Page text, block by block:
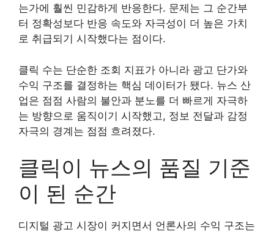
는가에 훨씬 민감하게 반응한다. 문제는 그 순간부
터 정확성보다 반응 속도와 자극성이 더 높은 가치
로 취급되기 시작했다는 점이다.
클릭 수는 단순한 조회 지표가 아니라 광고 단가와
수익 구조를 결정하는 핵심 데이터가 됐다. 뉴스 산
업은 점점 사람의 불안과 분노를 더 빠르게 자극하
는 방향으로 움직이기 시작했고, 정보 전달과 감정
자극의 경계는 점점 흐려졌다.
클릭이 뉴스의 품질 기준
이 된 순간
디지털 광고 시장이 커지면서 언론사의 수익 구조는